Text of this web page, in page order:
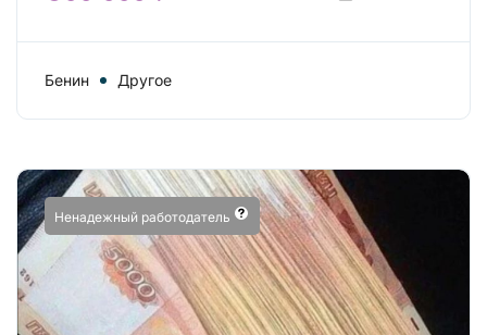
Бенин Другое
Ненадежный работодатель